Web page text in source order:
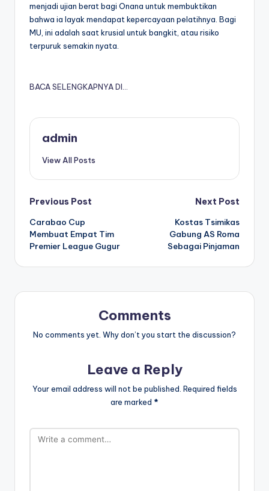
menjadi ujian berat bagi Onana untuk membuktikan
bahwa ia layak mendapat kepercayaan pelatihnya. Bagi
MU, ini adalah saat krusial untuk bangkit, atau risiko
terpuruk semakin nyata.
BACA SELENGKAPNYA DI…
admin
View All Posts
Post
navigation
Previous Post
Carabao Cup
Membuat Empat Tim
Premier League Gugur
Next Post
Kostas Tsimikas
Gabung AS Roma
Sebagai Pinjaman
Comments
No comments yet. Why don’t you start the discussion?
Leave a Reply
Your email address will not be published. Required fields
are marked *